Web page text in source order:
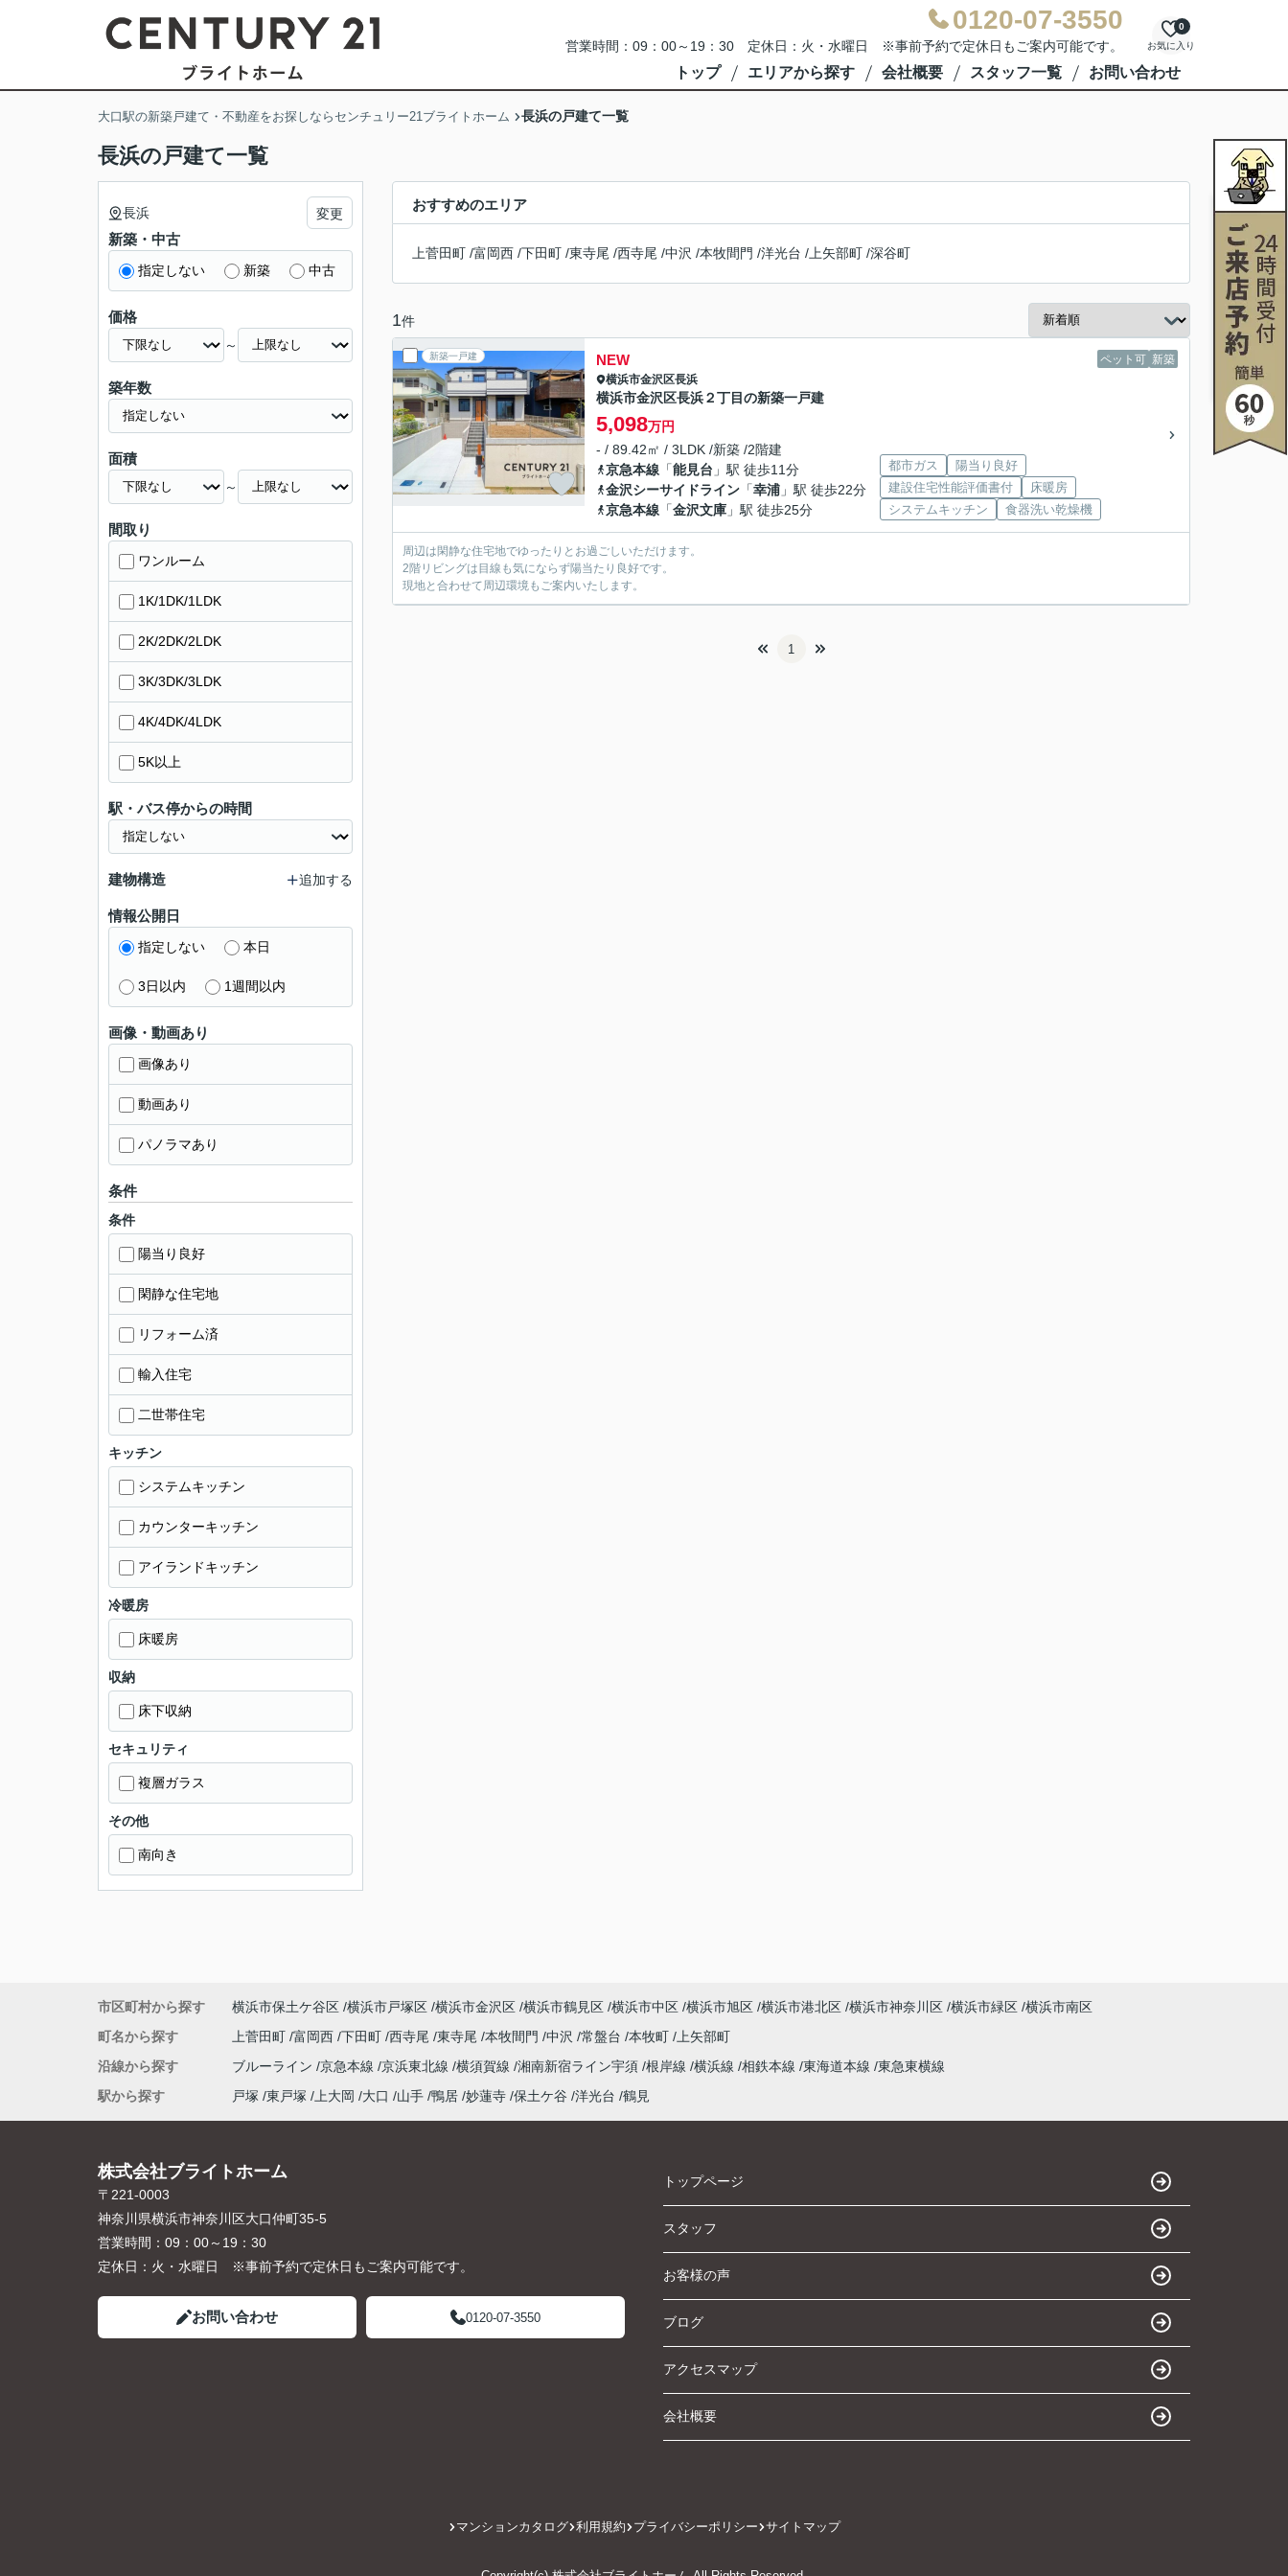
0120-07-3550
営業時間：09：00～19：30 定休日：火・水曜日 ※事前予約で定休日もご案内可能です。 お気に入り
0
トップ エリアから探す 会社概要 スタッフ一覧 お問い合わせ
大口駅の新築戸建て・不動産をお探しならセンチュリー21ブライトホーム 長浜の戸建て一覧
長浜の戸建て一覧
おすすめのエリア
上菅田町 /富岡西 /下田町 /東寺尾 /西寺尾 /中沢 /本牧間門 /洋光台 / 上矢部町 /深谷町
1件
新築一戸建 ペット可 新築
NEW
横浜市金沢区長浜
横浜市金沢区長浜２丁目の新築一戸建
5,098万円
- / 89.42㎡ / 3LDK /新築 /2階建
京急本線 「能見台 」駅 徒歩11分
金沢シーサイドライン 「幸浦 」駅 徒歩22分
京急本線 「金沢文庫 」駅 徒歩25分
都市ガス
陽当り良好
建設住宅性能評価書付
床暖房
システムキッチン
食器洗い乾燥機
周辺は閑静な住宅地でゆったりとお過ごしいただけます。
2階リビングは目線も気にならず陽当たり良好です。
現地と合わせて周辺環境もご案内いたします。
1
長浜 変更
新築・中古
指定しない 新築 中古
価格
～
築年数
面積
～
間取り
ワンルーム
1K/1DK/1LDK
2K/2DK/2LDK
3K/3DK/3LDK
4K/4DK/4LDK
5K以上
駅・バス停からの時間
建物構造 追加する
情報公開日
指定しない 本日
3日以内 1週間以内
画像・動画あり
画像あり
動画あり
パノラマあり
条件
条件
陽当り良好
閑静な住宅地
リフォーム済
輸入住宅
二世帯住宅
キッチン
システムキッチン
カウンターキッチン
アイランドキッチン
冷暖房
床暖房
収納
床下収納
セキュリティ
複層ガラス
その他
南向き
市区町村から探す 横浜市保土ケ谷区 横浜市戸塚区 横浜市金沢区 横浜市鶴見区 横浜市中区 横浜市旭区 横浜市港北区 横浜市神奈川区 横浜市緑区 横浜市南区
町名から探す
上菅田町 富岡西 下田町 西寺尾 東寺尾 本牧間門 中沢 常盤台 本牧町
上矢部町
沿線から探す
ブルーライン 京急本線 京浜東北線 横須賀線 湘南新宿ライン宇須 根岸線 横浜線 相鉄本線 東海道本線 東急東横線
駅から探す
戸塚 東戸塚 上大岡 大口 山手 鴨居 妙蓮寺 保土ケ谷 洋光台 鶴見
株式会社ブライトホーム
〒221-0003
神奈川県横浜市神奈川区大口仲町35-5
営業時間： 09：00～19：30
定休日： 火・水曜日 ※事前予約で定休日もご案内可能です。
お問い合わせ 0120-07-3550
トップページ
スタッフ
お客様の声
ブログ
アクセスマップ
会社概要
マンションカタログ 利用規約 プライバシーポリシー サイトマップ